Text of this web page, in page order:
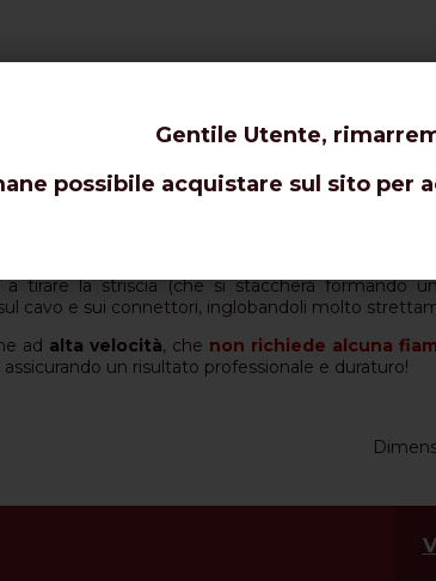
connettore è stato assemblato sul cavo
con un nastro adesivo).
a fondo i due connettori, (non esagerare mai),
deve essere rivolta verso il basso, nella
fermo l’
rossa
reversibile
a tirare la striscia (che si staccherà formando
cavo e sui connettori, inglobandoli molto
ad alta velocità, che non richiede alcuna
un risultato professionale e duraturo!
Gentile Utente,
possibile acquistare sul sito per